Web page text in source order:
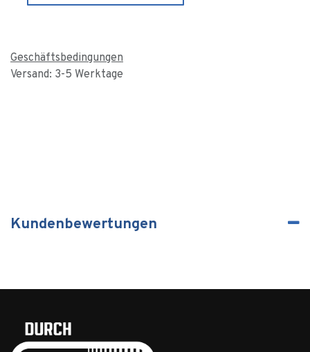
Geschäftsbedingungen
Versand: 3-5 Werktage
Kundenbewertungen